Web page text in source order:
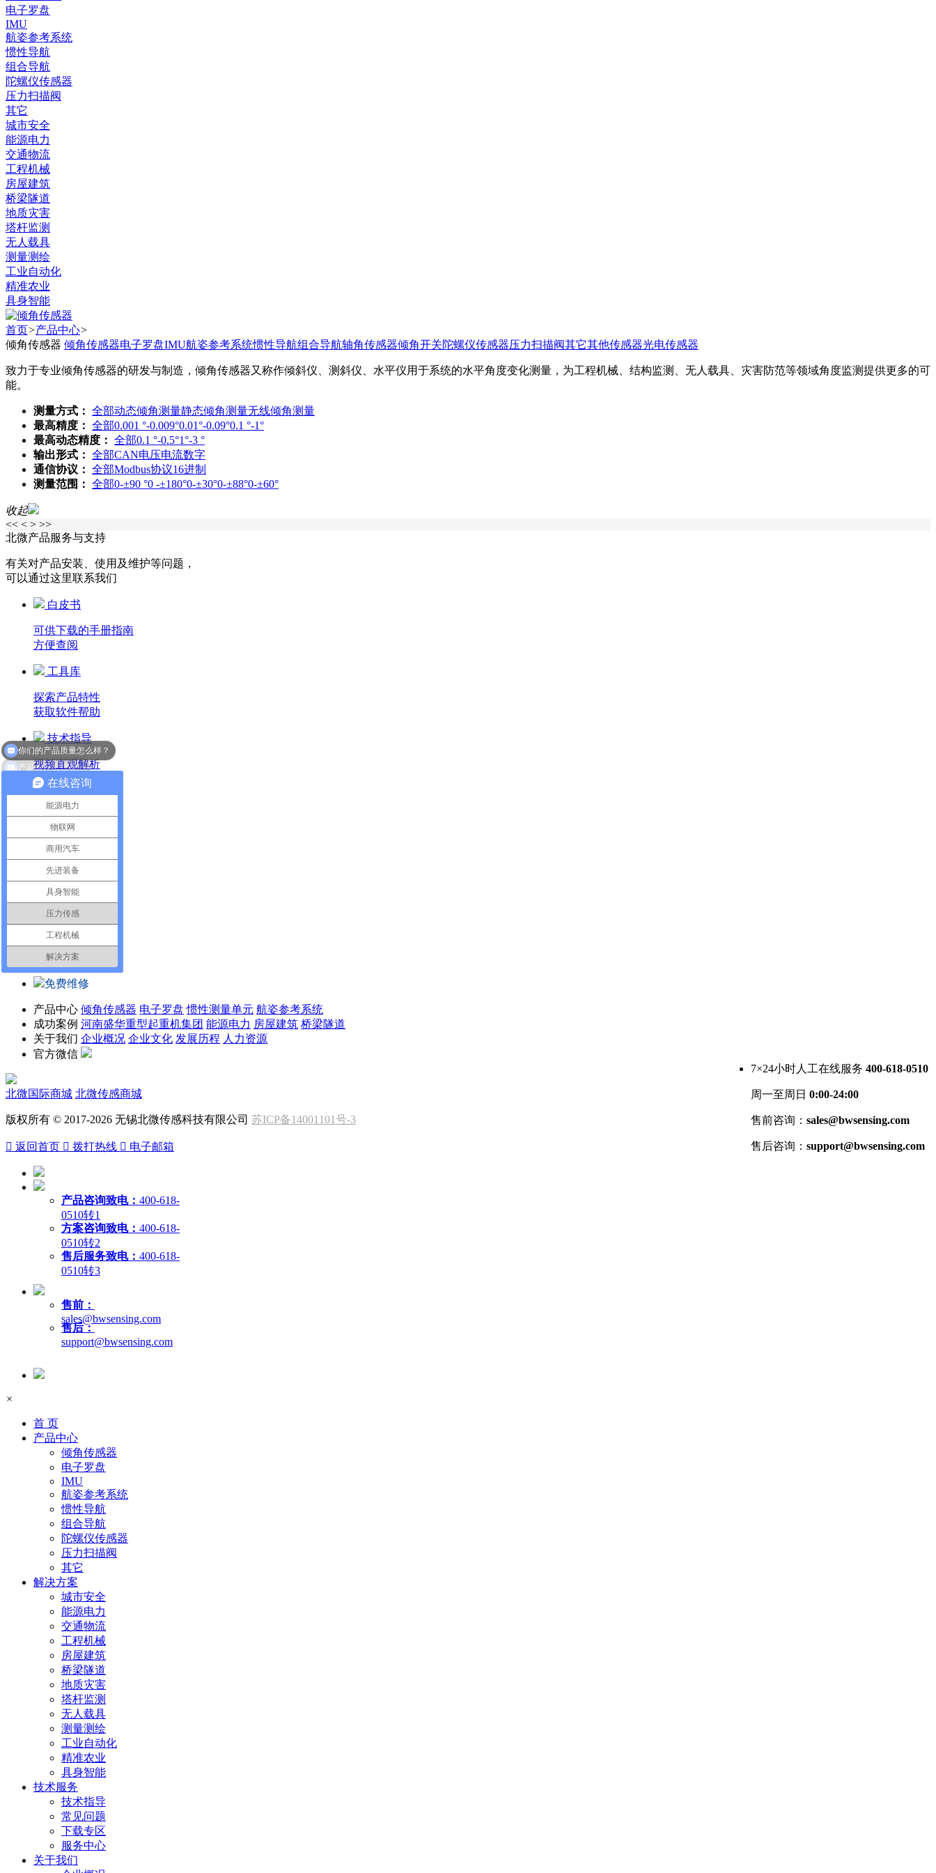
电子罗盘
IMU
航姿参考系统
惯性导航
组合导航
陀螺仪传感器
压力扫描阀
其它
城市安全
能源电力
交通物流
工程机械
房屋建筑
桥梁隧道
地质灾害
塔杆监测
无人载具
测量测绘
工业自动化
精准农业
具身智能
首页>产品中心>
倾角传感器 倾角传感器电子罗盘IMU航姿参考系统惯性导航组合导航轴角传感器倾角开关陀螺仪传感器压力扫描阀其它其他传感器光电传感器
致力于专业倾角传感器的研发与制造，倾角传感器又称作倾斜仪、测斜仪、水平仪用于系统的水平角度变化测量，为工程机械、结构监测、无人载具、灾害防范等领域角度监测提供更多的可
能。
测量方式： 全部动态倾角测量静态倾角测量无线倾角测量
最高精度： 全部0.001 °-0.009°0.01°-0.09°0.1 °-1°
最高动态精度： 全部0.1 °-0.5°1°-3 °
输出形式： 全部CAN电压电流数字
通信协议： 全部Modbus协议16进制
测量范围： 全部0-±90 °0 -±180°0-±30°0-±88°0-±60°
收起
<< < > >>
北微产品服务与支持
有关对产品安装、使用及维护等问题，
可以通过这里联系我们
白皮书
可供下载的手册指南
方便查阅
工具库
探索产品特性
获取软件帮助
技术指导
视频直观解析
探索技术主题
咨询建议
在线填写相关问题
为您对接客服解答
品质保证
7天退货
30天换货
技术支持
免费维修
产品中心 倾角传感器 电子罗盘 惯性测量单元 航姿参考系统
成功案例 河南盛华重型起重机集团 能源电力 房屋建筑 桥梁隧道
关于我们 企业概况 企业文化 发展历程 人力资源
官方微信
7×24小时人工在线服务 400-618-0510
周一至周日0:00-24:00
售前咨询：sales@bwsensing.com
售后咨询：support@bwsensing.com
北微国际商城 北微传感商城
版权所有 © 2017-2026 无锡北微传感科技有限公司 苏ICP备14001101号-3
 返回首页  拨打热线  电子邮箱
产品咨询致电： 400-618-
0510转1
方案咨询致电： 400-618-
0510转2
售后服务致电： 400-618-
0510转3
售前：
sales@bwsensing.com
售后：
support@bwsensing.com
×
首 页
产品中心
倾角传感器
电子罗盘
IMU
航姿参考系统
惯性导航
组合导航
陀螺仪传感器
压力扫描阀
其它
解决方案
城市安全
能源电力
交通物流
工程机械
房屋建筑
桥梁隧道
地质灾害
塔杆监测
无人载具
测量测绘
工业自动化
精准农业
具身智能
技术服务
技术指导
常见问题
下载专区
服务中心
关于我们
在线咨询
能源电力
物联网
商用汽车
先进装备
具身智能
压力传感
工程机械
解决方案
产品有什么优势？
你们的产品质量怎么样？